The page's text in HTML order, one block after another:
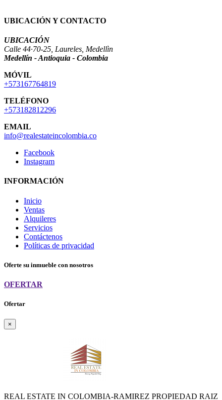
UBICACIÓN Y CONTACTO
UBICACIÓN
Calle 44·70-25, Laureles, Medellìn
Medellín - Antioquia - Colombia
MÓVIL
+573167764819
TELÉFONO
+573182812296
EMAIL
info@realestateincolombia.co
Facebook
Instagram
INFORMACIÓN
Inicio
Ventas
Alquileres
Servicios
Contáctenos
Políticas de privacidad
Oferte su inmueble con nosotros
OFERTAR
Ofertar
×
REAL ESTATE IN COLOMBIA-RAMIREZ PROPIEDAD RAIZ